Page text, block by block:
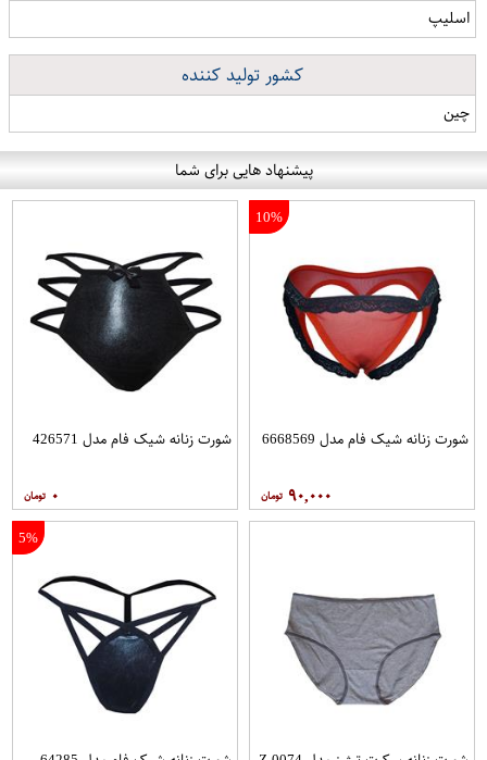
اسلیپ
کشور تولید کننده
چین
پیشنهاد هایی برای شما
10%
شورت زنانه شیک فام مدل 6668569
۹۰,۰۰۰
شورت زنانه شیک فام مدل 426571
۰
5%